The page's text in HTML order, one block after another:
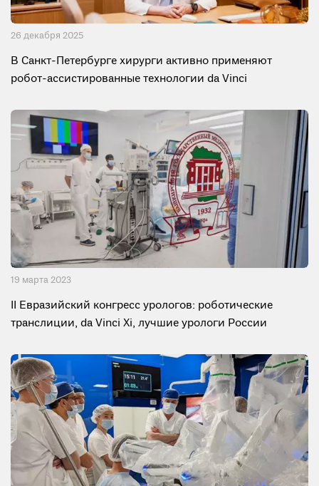
26 декабря 2025
В Санкт-Петербурге хирурги активно применяют
робот-ассистированные технологии da Vinci
19 мартa 2023
II Евразийский конгресс урологов: роботические
транслиции, da Vinci Xi, лучшие урологи России